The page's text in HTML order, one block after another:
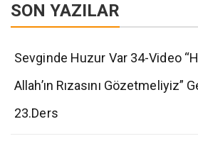
SON YAZILAR
Sevginde Huzur Var 34-Video
Allah’ın Rızasını Gözetmeliyiz”
23.Ders